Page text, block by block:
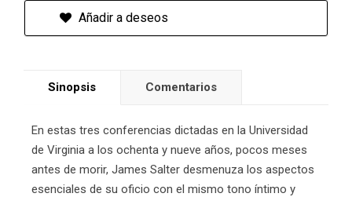
Añadir a deseos
Sinopsis Comentarios
En estas tres conferencias dictadas en la Universidad
de Virginia a los ochenta y nueve años, pocos meses
antes de morir, James Salter desmenuza los aspectos
esenciales de su oficio con el mismo tono íntimo y